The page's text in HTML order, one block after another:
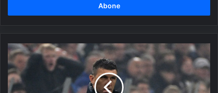
Kayserispor'da
Sergej
Jakirovic
dönemi
başladı